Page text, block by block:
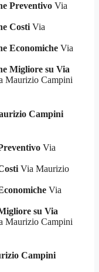
Preventivo Via
CostiVia
Economiche Via
Migliore su Via
Maurizio Campini
Campini
Via
Via Maurizio
Via
su Via
Maurizio Campini
Campini